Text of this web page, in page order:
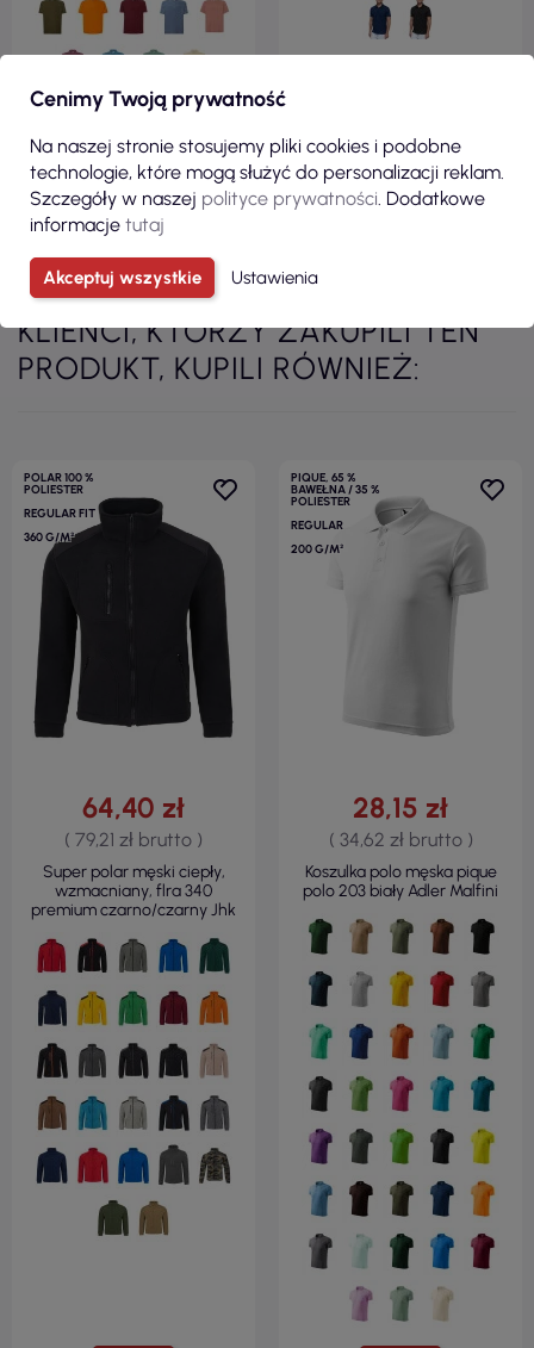
Zobacz wszystkie produkty z kategorii
KLIENCI, KTÓRZY ZAKUPILI TEN
PRODUKT, KUPILI RÓWNIEŻ:
POLAR 100 %
POLIESTER
REGULAR FIT
360 G/M²
64,40 zł
( 79,21 zł brutto )
Super polar męski ciepły,
wzmacniany, flra 340
premium czarno/czarny Jhk
PIQUE, 65 %
BAWEŁNA / 35 %
POLIESTER
REGULAR
200 G/M²
28,15 zł
( 34,62 zł brutto )
Koszulka polo męska pique
polo 203 biały Adler Malfini
Cenimy Twoją prywatność
Na naszej stronie stosujemy pliki cookies i podobne
technologie, które mogą służyć do personalizacji reklam.
Szczegóły w naszej polityce prywatności . Dodatkowe
informacje tutaj
Akceptuj wszystkie Ustawienia